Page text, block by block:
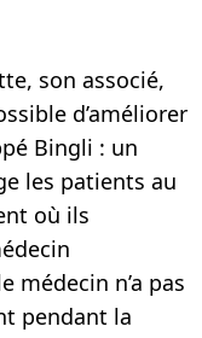
son associé,
d’améliorer
Bingli : un
les patients au
où ils
médecin n’a pas
pendant la